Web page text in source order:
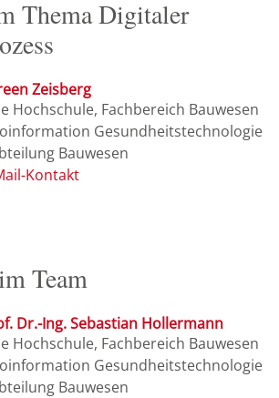
Thema Digitaler
Zeisberg
Hochschule, Fachbereich Bauwesen
Gesundheitstechnologie
Bauwesen
Team
Dr.-Ing. Sebastian Hollermann
Hochschule, Fachbereich Bauwesen
Gesundheitstechnologie
Bauwesen